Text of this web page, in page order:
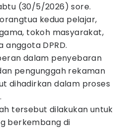
(30/5/2026) sore.
kedua pelajar,
tokoh masyarakat,
DPRD.
dalam penyebaran
pengunggah rekaman
dihadirkan dalam proses
tersebut dilakukan untuk
berkembang di